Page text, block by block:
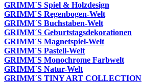
GRIMM´S Spiel & Holzdesign
GRIMM`S Regenbogen-Welt
GRIMM´S Buchstaben-Welt
GRIMM´S Geburtstagsdekorationen
GRIMM´S Magnetspiel-Welt
GRIMM´S Pastell-Welt
GRIMM´S Monochrome Farbwelt
GRIMM´S Natur-Welt
GRIMM´S TINY ART COLLECTION